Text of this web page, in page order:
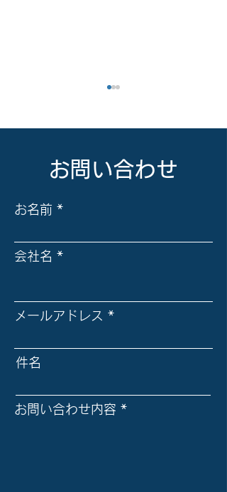
会員企業である東レ様へ
「ドローンの動向調査報
告」を行いました。
お問い合わせ
お名前
会社名
メールアドレス
件名
お問い合わせ内容